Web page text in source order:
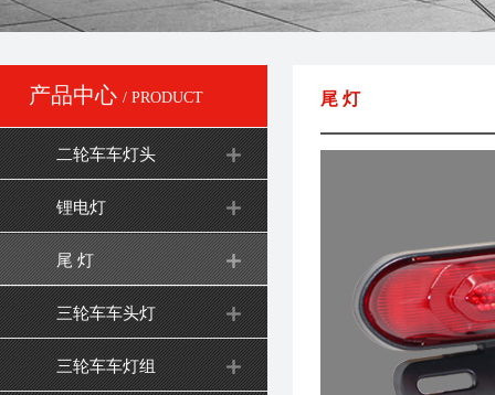
产品中心 / PRODUCT
二轮车车灯头
锂电灯
尾 灯
三轮车车头灯
三轮车车灯组
尾 灯